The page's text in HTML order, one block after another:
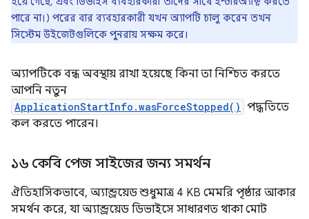
পারে না।) পরের বার ব্যবহারকারী যখন অ্যাপটি চালু করেন তখন
সিস্টেম উইজেটগুলিকে পুনরায় সক্ষম করে।
অ্যাপটিকে বন্ধ অবস্থায় রাখা হয়েছে কিনা তা নিশ্চিত করতে
আপনি নতুন
ApplicationStartInfo.wasForceStopped() পদ্ধতিতে
কল করতে পারেন।
১৬ কেবি পেজ সাইজের জন্য সমর্থন
ঐতিহাসিকভাবে, অ্যান্ড্রয়েড শুধুমাত্র 4 KB মেমরি পৃষ্ঠার আকার
সমর্থন করে, যা অ্যান্ড্রয়েড ডিভাইসে সাধারণত থাকা মোট